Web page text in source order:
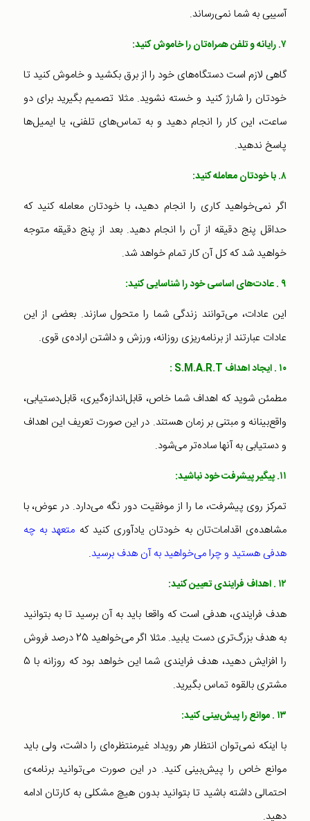
آسیبی به شما نمی‌رساند.
۷. رایانه و تلفن همراه‌تان را خاموش کنید:
گاهی لازم است دستگاه‌های خود را از برق بکشید و خاموش کنید تا
خودتان را شارژ کنید و خسته نشوید. مثلا تصمیم بگیرید برای دو
ساعت، این کار را انجام دهید و به تماس‌های تلفنی، یا ایمیل‌ها
پاسخ ندهید.
۸. با خودتان معامله کنید:
اگر نمی‌خواهید کاری را انجام دهید، با خودتان معامله کنید که
حداقل پنج دقیقه از آن را انجام دهید. بعد از پنج دقیقه متوجه
خواهید شد که کل آن کار تمام خواهد شد.
۹ . عادت‌های اساسی خود را شناسایی کنید:
این عادات، می‌توانند زندگی شما را متحول سازند. بعضی از این
عادات عبارتند از برنامه‌ریزی روزانه، ورزش و داشتن اراده‌ی قوی.
۱۰ . ایجاد اهداف S.M.A.R.T :
مطمئن شوید که اهداف شما خاص، قابل‌اندازه‌گیری، قابل‌دستیابی،
واقع‌بینانه و مبتنی بر زمان هستند. در این صورت تعریف این اهداف
و دستیابی به آنها ساده‌تر می‌شود.
۱۱. پیگیر پیشرفت خود نباشید:
تمرکز روی پیشرفت، ما را از موفقیت دور نگه می‌دارد. در عوض، با
مشاهده‌ی اقدامات‌تان به خودتان یادآوری کنید که متعهد به چه
هدفی هستید و چرا می‌خواهید به آن هدف برسید.
۱۲ . اهداف فرایندی تعیین کنید:
هدف فرایندی، هدفی است که واقعا باید به آن برسید تا به بتوانید
به هدف بزرگ‌تری دست یابید. مثلا اگر می‌خواهید 25 درصد فروش
را افزایش دهید، هدف فرایندی شما این خواهد بود که روزانه با 5
مشتری بالقوه تماس بگیرید.
۱۳ . موانع را پیش‌بینی کنید:
با اینکه نمی‌توان انتظار هر رویداد غیرمنتظره‌ای را داشت، ولی باید
موانع خاص را پیش‌بینی کنید. در این صورت می‌توانید برنامه‌ی
احتمالی داشته باشید تا بتوانید بدون هیچ مشکلی به کارتان ادامه
دهید.